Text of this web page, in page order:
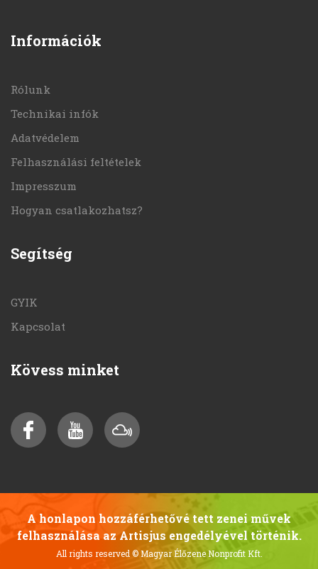
Információk
Rólunk
Technikai infók
Adatvédelem
Felhasználási feltételek
Impresszum
Hogyan csatlakozhatsz?
Segítség
GYIK
Kapcsolat
Kövess minket
A honlapon hozzáférhetővé tett zenei művek
felhasználása az Artisjus engedélyével történik.
All rights reserved© Magyar Élőzene Nonprofit Kft.